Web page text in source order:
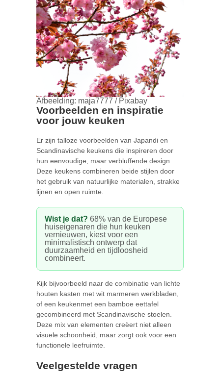
Afbeelding: maja7777 / Pixabay
Voorbeelden en inspiratie
voor jouw keuken
Er zijn talloze voorbeelden van Japandi en
Scandinavische keukens die inspireren door
hun eenvoudige, maar verbluffende design.
Deze keukens combineren beide stijlen door
het gebruik van natuurlijke materialen, strakke
lijnen en open ruimte.
Wist je dat? 68% van de Europese
huiseigenaren die hun keuken
vernieuwen, kiest voor een
minimalistisch ontwerp dat
duurzaamheid en tijdloosheid
combineert.
Kijk bijvoorbeeld naar de combinatie van lichte
houten kasten met wit marmeren werkbladen,
of een keukenmet een bamboe eettafel
gecombineerd met Scandinavische stoelen.
Deze mix van elementen creëert niet alleen
visuele schoonheid, maar zorgt ook voor een
functionele leefruimte.
Veelgestelde vragen